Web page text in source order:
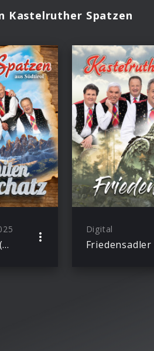
Kastelruther Spatzen
Dolomiten Schatz (Single)
Digital